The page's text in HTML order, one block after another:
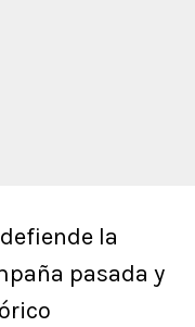
defiende la
pasada y